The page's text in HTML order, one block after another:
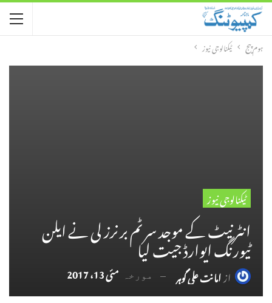
ہوم پیج ٹیکنالوجی نیوز
ٹیکنالوجی نیوز
انٹرنیٹ کے موجد سر ٹم برنرز لی نے ایلن
ٹیورنگ ایوارڈ جیت لیا
ازامانت علی گوہر مورخہ مئی 13، 2017